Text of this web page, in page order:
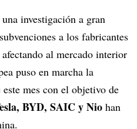
investigación a gran
a los fabricantes
al mercado interior
puso en marcha la
mes con el objetivo de
BYD, SAIC y Nio han